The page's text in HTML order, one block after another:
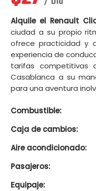
Alquile el Renault
ciudad a su propio
ofrece practicidad y
experiencia de
tarifas competitivas
Casablanca a su
para una aventura
Combustible:
Caja de cambios:
Aire acondicionado:
Pasajeros:
Equipaje: